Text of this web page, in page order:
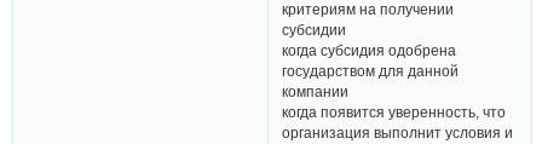
критериям на получении
субсидии
когда субсидия одобрена
государством для данной
компании
когда появится уверенность, что
организация выполнит условия и